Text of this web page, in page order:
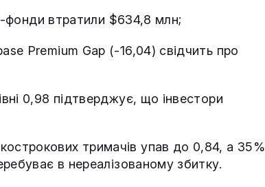
фонди втратили $634,8 млн;
Premium Gap (-16,04) свідчить про
0,98 підтверджує, що інвестори
тримачів упав до 0,84, а 35%
в нереалізованому збитку.